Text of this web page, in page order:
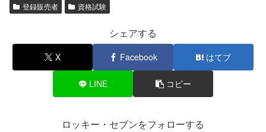
登録販売者 資格試験
シェアする
X Facebook はてブ
LINE コピー
ロッキー・セブンをフォローする